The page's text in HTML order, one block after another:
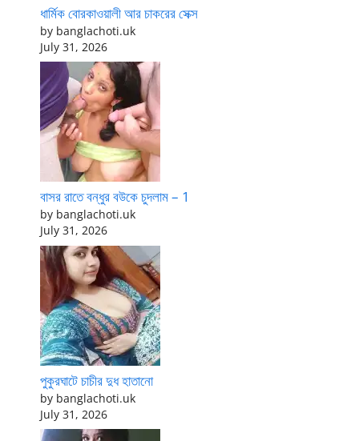
ধার্মিক বোরকাওয়ালী আর চাকরের সেক্স
by banglachoti.uk
July 31, 2026
বাসর রাতে বন্ধুর বউকে চুদলাম – 1
by banglachoti.uk
July 31, 2026
পুকুরঘাটে চাচীর দুধ হাতানো
by banglachoti.uk
July 31, 2026